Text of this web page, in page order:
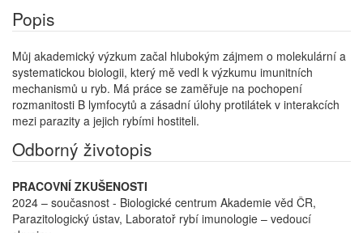
Popis
Můj akademický výzkum začal hlubokým zájmem o molekulární a
systematickou biologii, který mě vedl k výzkumu imunitních
mechanismů u ryb. Má práce se zaměřuje na pochopení
rozmanitosti B lymfocytů a zásadní úlohy protilátek v interakcích
mezi parazity a jejich rybími hostiteli.
Odborný životopis
PRACOVNÍ ZKUŠENOSTI
2024 – současnost - Biologické centrum Akademie věd ČR,
Parazitologický ústav, Laboratoř rybí imunologie – vedoucí